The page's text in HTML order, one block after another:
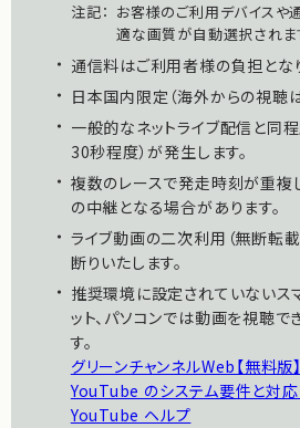
注記： お客様のご利用デバイスや
適な画質が自動選択されま
・ 通信料はご利用者様の負担とな
・ 日本国内限定（海外からの視聴は
・ 一般的なネットライブ配信と同
30秒程度）が発生します。
・ 複数のレースで発走時刻が重複
の中継となる場合があります。
・ ライブ動画の二次利用（無断転載
断りいたします。
・ 推奨環境に設定されていないス
ット、パソコンでは動画を視聴
す。
グリーンチャンネルWeb【無料版
YouTube のシステム要件と対
YouTube ヘルプ